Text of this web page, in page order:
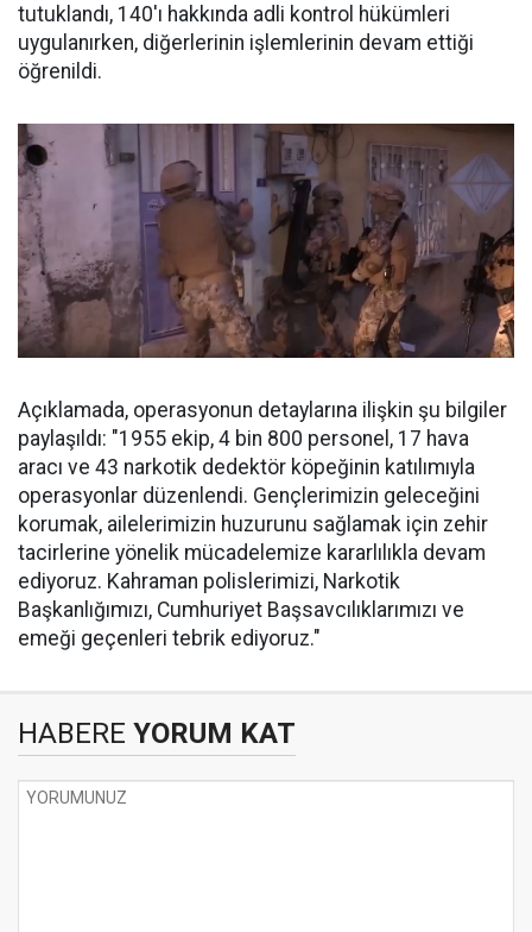
tutuklandı, 140'ı hakkında adli kontrol hükümleri
uygulanırken, diğerlerinin işlemlerinin devam ettiği
öğrenildi.
Açıklamada, operasyonun detaylarına ilişkin şu bilgiler
paylaşıldı: "1955 ekip, 4 bin 800 personel, 17 hava
aracı ve 43 narkotik dedektör köpeğinin katılımıyla
operasyonlar düzenlendi. Gençlerimizin geleceğini
korumak, ailelerimizin huzurunu sağlamak için zehir
tacirlerine yönelik mücadelemize kararlılıkla devam
ediyoruz. Kahraman polislerimizi, Narkotik
Başkanlığımızı, Cumhuriyet Başsavcılıklarımızı ve
emeği geçenleri tebrik ediyoruz."
HABERE YORUM KAT